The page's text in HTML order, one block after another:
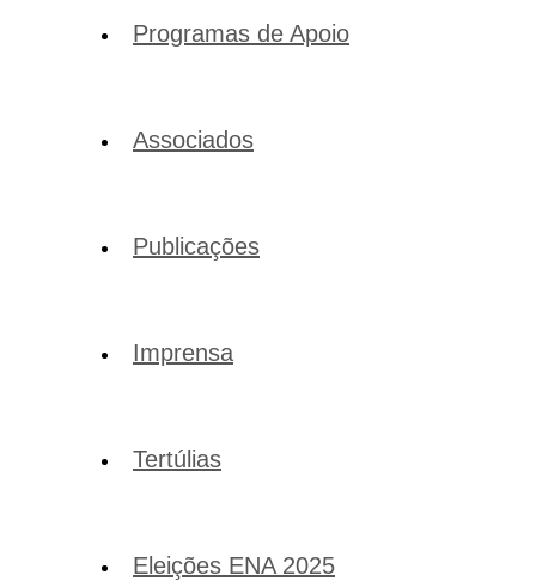
Programas de Apoio
Associados
Publicações
Imprensa
Tertúlias
Eleições ENA 2025